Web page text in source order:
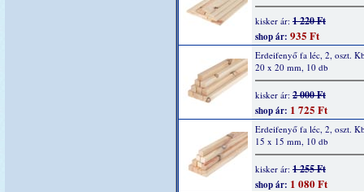
kisker ár: 1 220 Ft
shop ár: 935 Ft
Erdeifenyő fa léc, 2, oszt.
20 x 20 mm, 10 db
kisker ár: 2 000 Ft
shop ár: 1 725 Ft
Erdeifenyő fa léc, 2, oszt.
15 x 15 mm, 10 db
kisker ár: 1 255 Ft
shop ár: 1 080 Ft